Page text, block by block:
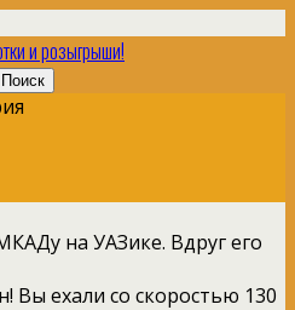
и розыгрыши!
на УАЗике. Вдруг его
Вы ехали со скоростью 130